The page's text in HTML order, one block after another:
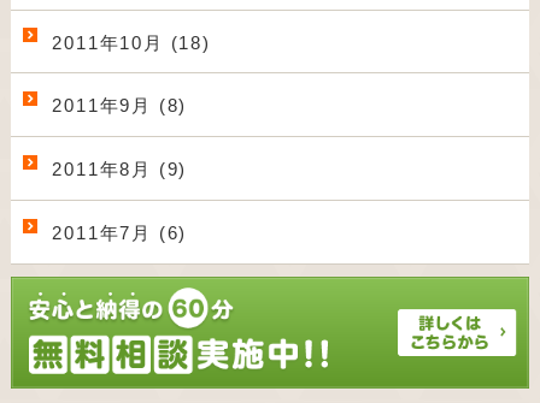
2011年10月 (18)
2011年9月 (8)
2011年8月 (9)
2011年7月 (6)